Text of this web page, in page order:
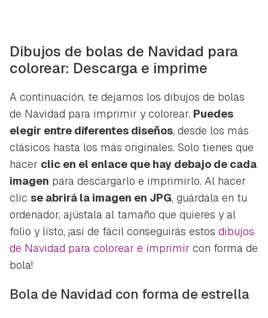
Dibujos de bolas de Navidad para
colorear: Descarga e imprime
A continuación, te dejamos los dibujos de bolas
de Navidad para imprimir y colorear. Puedes
elegir entre diferentes diseños, desde los más
clásicos hasta los más originales. Solo tienes que
hacer clic en el enlace que hay debajo de cada
imagen para descargarlo e imprimirlo. Al hacer
clic se abrirá la imagen en JPG, guárdala en tu
ordenador, ajústala al tamaño que quieres y al
folio y listo, ¡así de fácil conseguirás estos dibujos
de Navidad para colorear e imprimir con forma de
bola!
Bola de Navidad con forma de estrella